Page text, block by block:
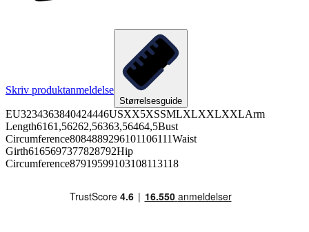
Skriv produktanmeldelse
Størrelsesguide
EU3234363840424446USXX5XSSMLXLXXLXXLArm
Length6161,56262,56363,56464,5Bust
Circumference8084889296101106111Waist
Girth6165697377828792Hip
Circumference87919599103108113118